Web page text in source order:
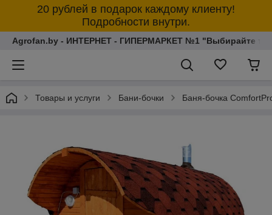
20 рублей в подарок каждому клиенту!
Подробности внутри.
Agrofan.by - ИНТЕРНЕТ - ГИПЕРМАРКЕТ №1 "Выбирайте
Товары и услуги Бани-бочки Баня-бочка